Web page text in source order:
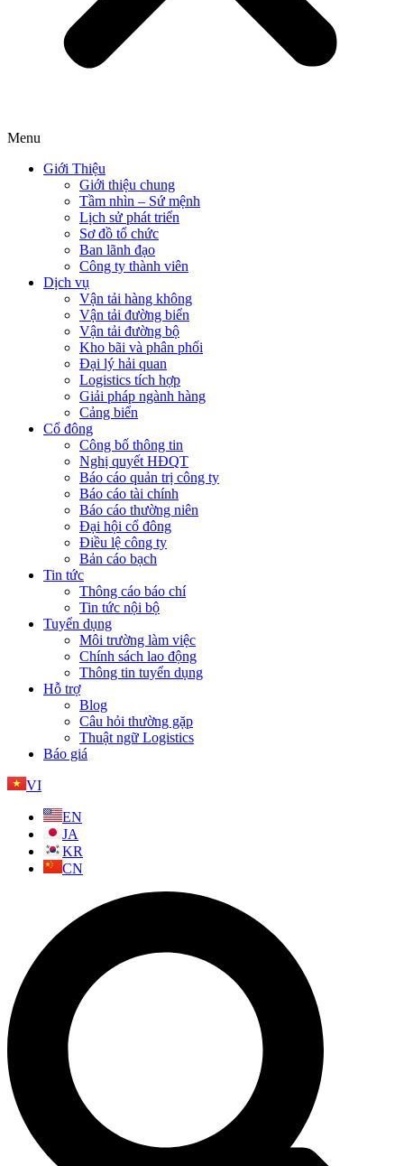
Menu
Giới Thiệu
Giới thiệu chung
Tầm nhìn – Sứ mệnh
Lịch sử phát triển
Sơ đồ tổ chức
Ban lãnh đạo
Công ty thành viên
Dịch vụ
Vận tải hàng không
Vận tải đường biển
Vận tải đường bộ
Kho bãi và phân phối
Đại lý hải quan
Logistics tích hợp
Giải pháp ngành hàng
Cảng biển
Cổ đông
Công bố thông tin
Nghị quyết HĐQT
Báo cáo quản trị công ty
Báo cáo tài chính
Báo cáo thường niên
Đại hội cổ đông
Điều lệ công ty
Bản cáo bạch
Tin tức
Thông cáo báo chí
Tin tức nội bộ
Tuyển dụng
Môi trường làm việc
Chính sách lao động
Thông tin tuyển dụng
Hỗ trợ
Blog
Câu hỏi thường gặp
Thuật ngữ Logistics
Báo giá
VI
EN
JA
KR
CN